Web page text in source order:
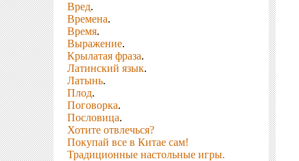
Вред.
Времена.
Время.
Выражение.
Крылатая фраза.
Латинский язык.
Латынь.
Плод.
Поговорка.
Пословица.
Хотите отвлечься?
Покупай все в Китае сам!
Традиционные настольные игры.